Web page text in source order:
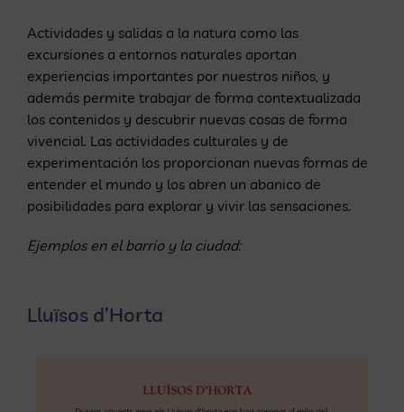
Actividades y salidas a la natura como las
excursiones a entornos naturales aportan
experiencias importantes por nuestros niños, y
además permite trabajar de forma contextualizada
los contenidos y descubrir nuevas cosas de forma
vivencial. Las actividades culturales y de
experimentación los proporcionan nuevas formas de
entender el mundo y los abren un abanico de
posibilidades para explorar y vivir las sensaciones.
Ejemplos en el barrio y la ciudad:
Lluïsos d’Horta